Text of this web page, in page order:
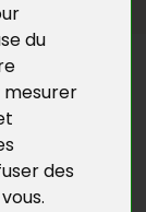
du
mesurer
des
.